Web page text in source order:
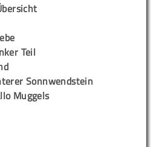
Teil
Sonnwendstein
Muggels